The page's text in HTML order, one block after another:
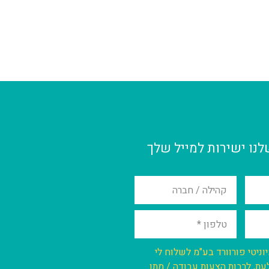
ישירות למייל שלך
פורוורד בע"מ לשלוח לי